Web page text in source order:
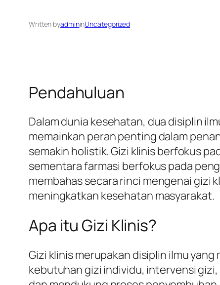
Written byadmininUncategorized
Pendahuluan
Dalam dunia kesehatan, dua disiplin
memainkan peran penting dalam
semakin holistik. Gizi klinis berfokus
sementara farmasi berfokus pada
membahas secara rinci mengenai gizi
meningkatkan kesehatan masyarakat.
Apa itu Gizi Klinis?
Gizi klinis merupakan disiplin ilmu
kebutuhan gizi individu, intervensi